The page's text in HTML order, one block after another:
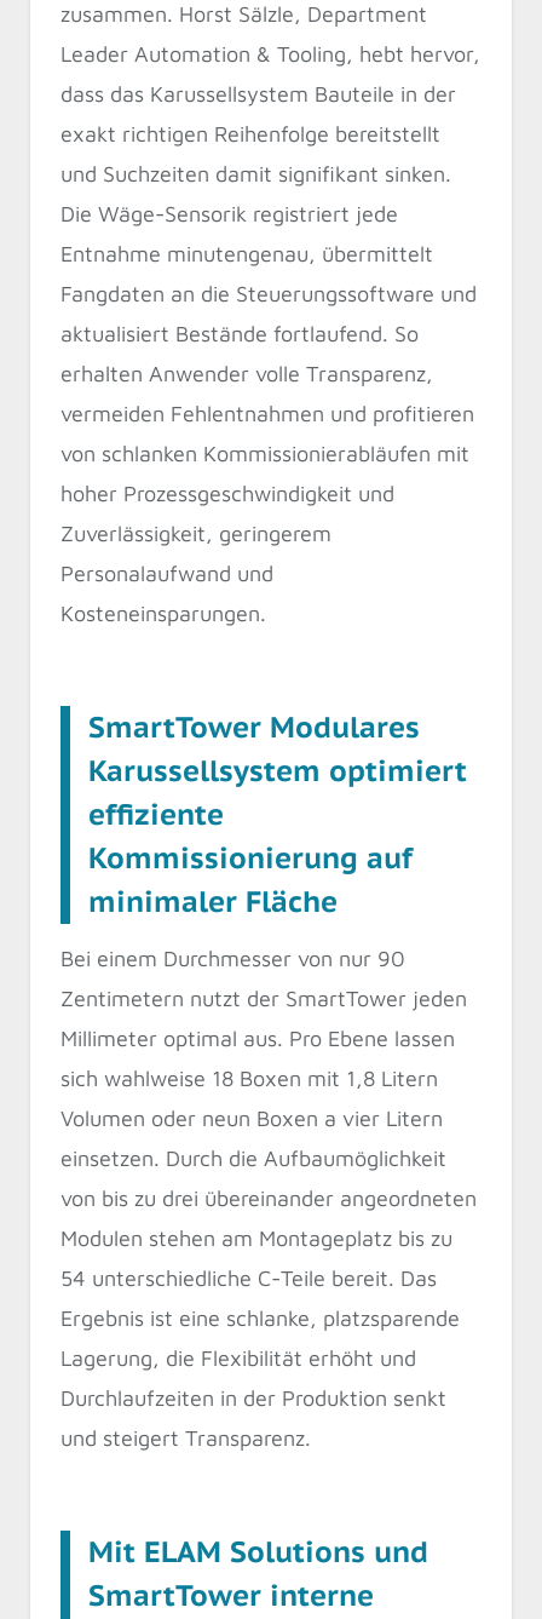
zusammen. Horst Sälzle, Department
Leader Automation & Tooling, hebt hervor,
dass das Karussellsystem Bauteile in der
exakt richtigen Reihenfolge bereitstellt
und Suchzeiten damit signifikant sinken.
Die Wäge-Sensorik registriert jede
Entnahme minutengenau, übermittelt
Fangdaten an die Steuerungssoftware und
aktualisiert Bestände fortlaufend. So
erhalten Anwender volle Transparenz,
vermeiden Fehlentnahmen und profitieren
von schlanken Kommissionierabläufen mit
hoher Prozessgeschwindigkeit und
Zuverlässigkeit, geringerem
Personalaufwand und
Kosteneinsparungen.
SmartTower Modulares
Karussellsystem optimiert
effiziente
Kommissionierung auf
minimaler Fläche
Bei einem Durchmesser von nur 90
Zentimetern nutzt der SmartTower jeden
Millimeter optimal aus. Pro Ebene lassen
sich wahlweise 18 Boxen mit 1,8 Litern
Volumen oder neun Boxen a vier Litern
einsetzen. Durch die Aufbaumöglichkeit
von bis zu drei übereinander angeordneten
Modulen stehen am Montageplatz bis zu
54 unterschiedliche C-Teile bereit. Das
Ergebnis ist eine schlanke, platzsparende
Lagerung, die Flexibilität erhöht und
Durchlaufzeiten in der Produktion senkt
und steigert Transparenz.
Mit ELAM Solutions und
SmartTower interne